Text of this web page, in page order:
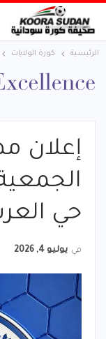
الرئيسية كورة الولايات
إعلان
حي
في يوليو 4, 2026